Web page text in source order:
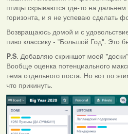
птицы скрываются где-то на
горизонта, и я не успеваю сделать
Возвращаюсь домой и с
пиво классику - "Большой Год". Это
P.S. Добавляю скриншот моей
Вообще оценка потенциального
тема отдельного поста. Но вот по
что прикинуть.